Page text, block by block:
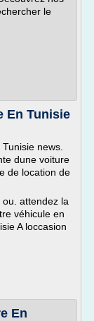
le
En Tunisie
news.
dune voiture
de location de
attendez la
véhicule en
A loccasion
En